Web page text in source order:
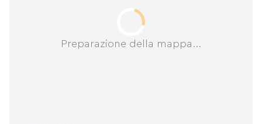
Preparazione della mappa...